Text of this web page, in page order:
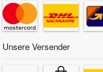
Unsere Versender